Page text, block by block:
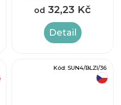
od 32,23 Kč
Detail
Kód: SUN4/BLZI/36